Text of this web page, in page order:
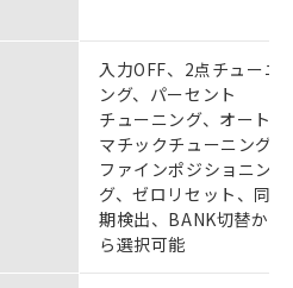
入力OFF、2点チューニ
ング、パーセント
チューニング、オート
マチックチューニング
ファインポジショニン
グ、ゼロリセット、同
期検出、BANK切替か
ら選択可能